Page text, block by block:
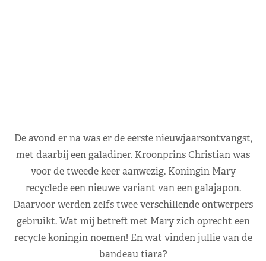
De avond er na was er de eerste nieuwjaarsontvangst,
met daarbij een galadiner. Kroonprins Christian was
voor de tweede keer aanwezig. Koningin Mary
recyclede een nieuwe variant van een galajapon.
Daarvoor werden zelfs twee verschillende ontwerpers
gebruikt. Wat mij betreft met Mary zich oprecht een
recycle koningin noemen! En wat vinden jullie van de
bandeau tiara?